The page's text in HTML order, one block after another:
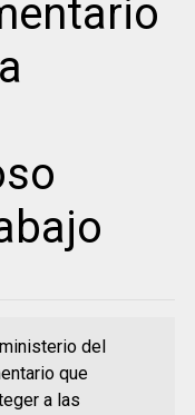
del
que
a las